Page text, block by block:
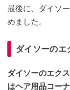
最後に、ダイソ
めました。
ダイソーのエ
ダイソーのエク
はヘア用品コー